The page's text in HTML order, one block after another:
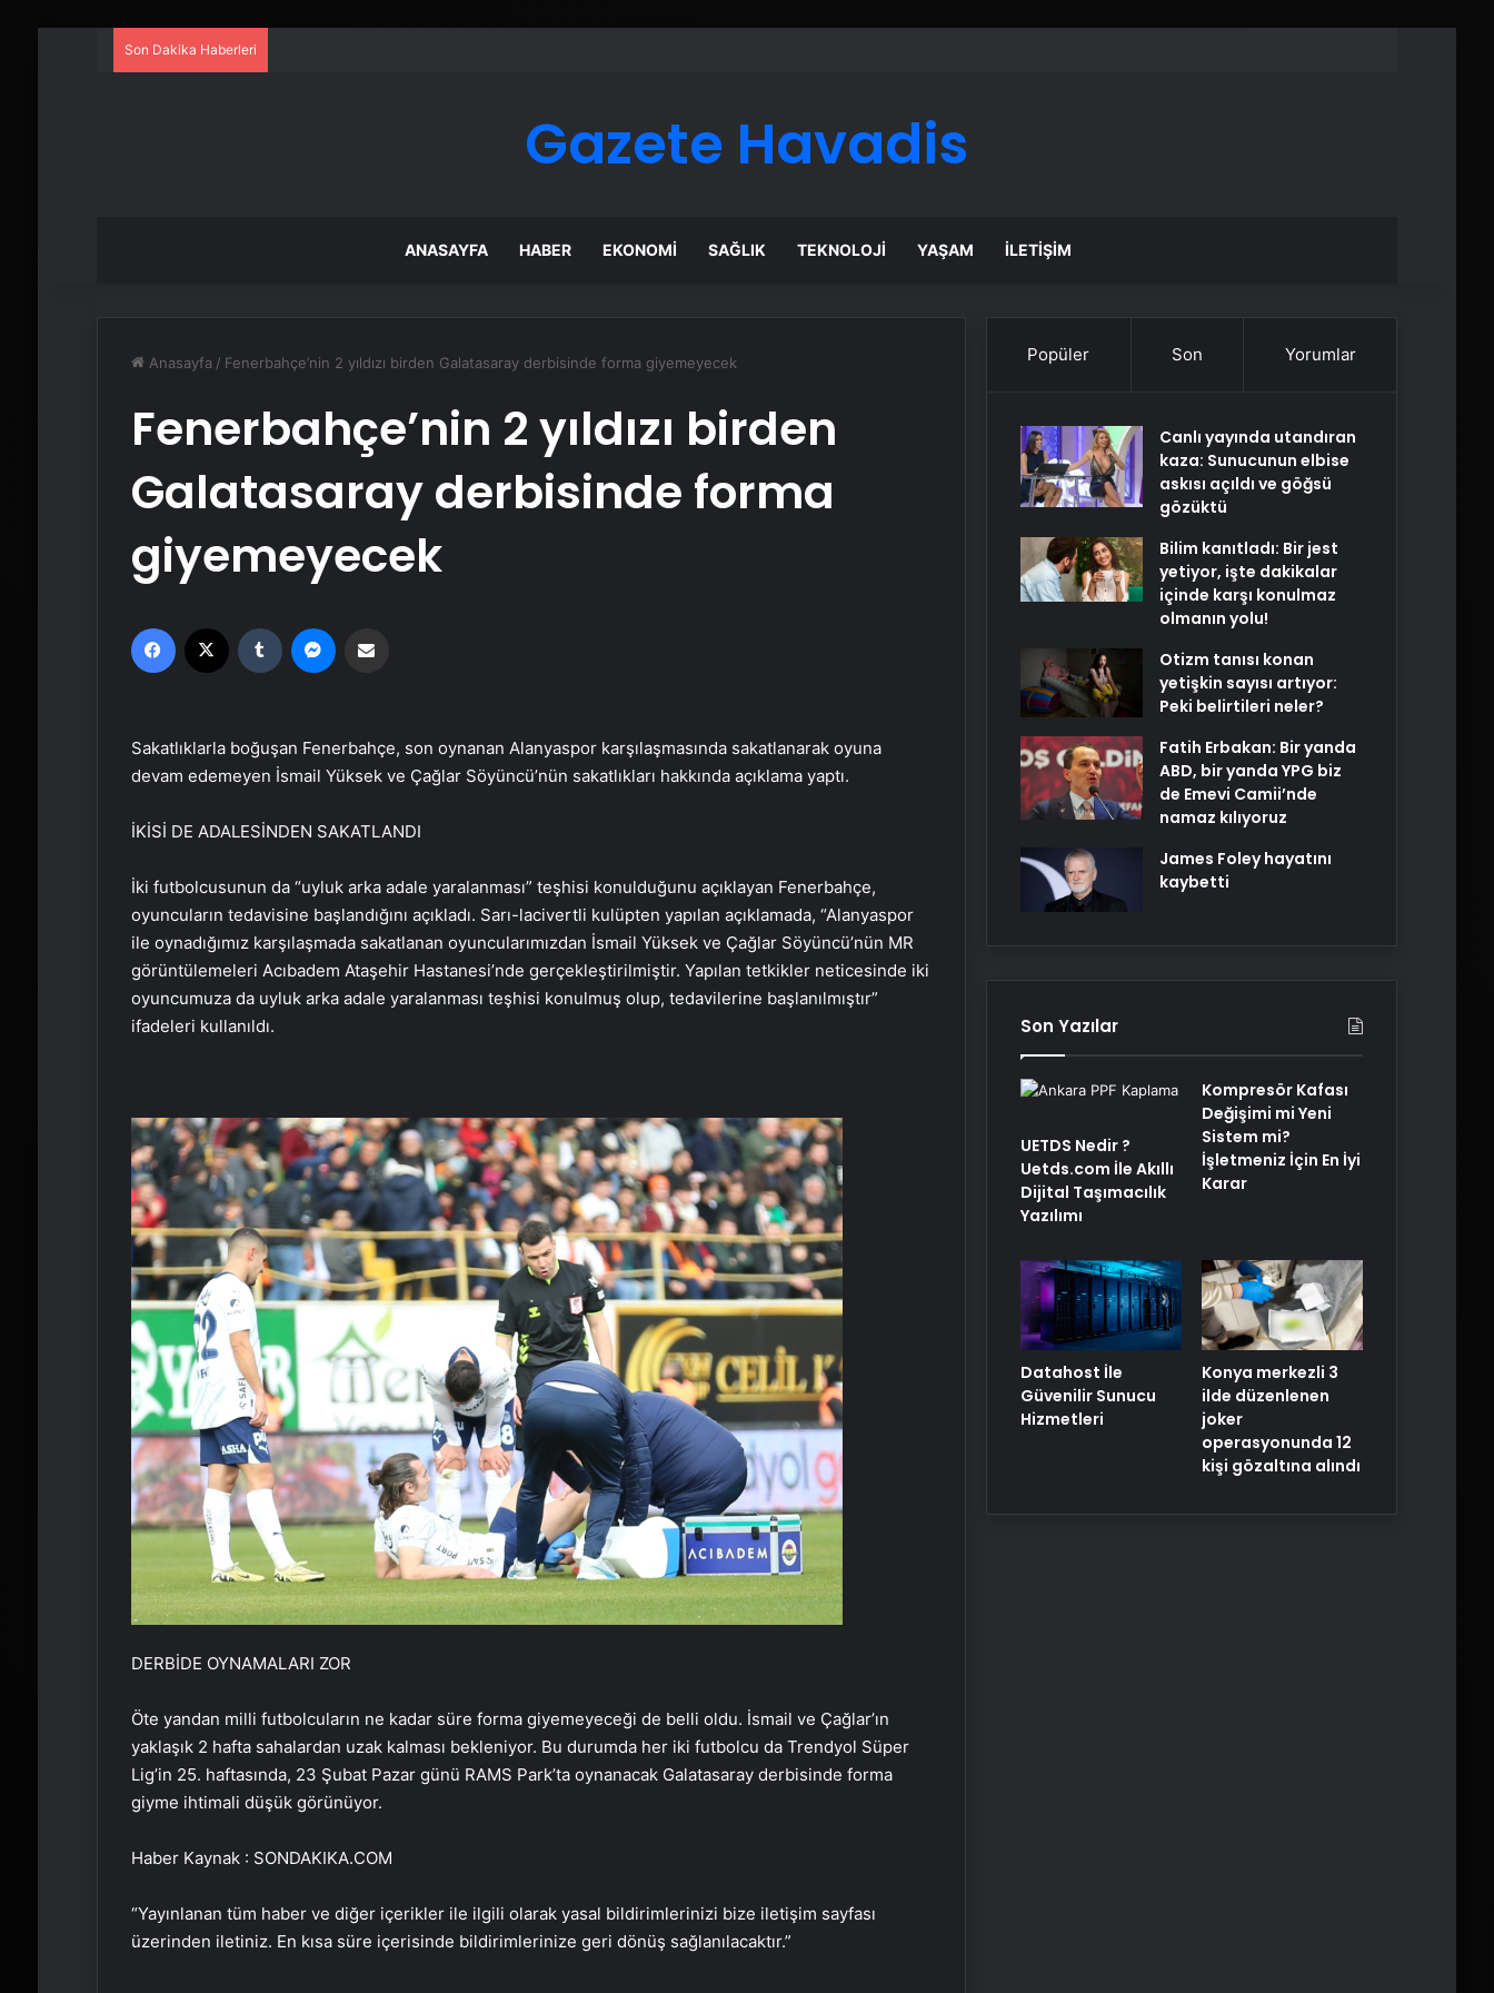
Son Dakika Haberleri
Gazete Havadis
ANASAYFA HABER EKONOMI SAĞLIK TEKNOLOJI YAŞAM İLETIŞIM
Anasayfa / Fenerbahçe’nin 2 yıldızı birden Galatasaray derbisinde forma giyemeyecek
Fenerbahçe’nin 2 yıldızı birden
Galatasaray derbisinde forma
giyemeyecek
Facebook Tumblr
Sakatlıklarla boğuşan Fenerbahçe, son oynanan Alanyaspor karşılaşmasında sakatlanarak oyuna
devam edemeyen İsmail Yüksek ve Çağlar Söyüncü’nün sakatlıkları hakkında açıklama yaptı.
İKİSİ DE ADALESİNDEN SAKATLANDI
İki futbolcusunun da “uyluk arka adale yaralanması” teşhisi konulduğunu açıklayan Fenerbahçe,
oyuncuların tedavisine başlandığını açıkladı. Sarı-lacivertli kulüpten yapılan açıklamada, “Alanyaspor
ile oynadığımız karşılaşmada sakatlanan oyuncularımızdan İsmail Yüksek ve Çağlar Söyüncü’nün MR
görüntülemeleri Acıbadem Ataşehir Hastanesi’nde gerçekleştirilmiştir. Yapılan tetkikler neticesinde iki
oyuncumuza da uyluk arka adale yaralanması teşhisi konulmuş olup, tedavilerine başlanılmıştır”
ifadeleri kullanıldı.
DERBİDE OYNAMALARI ZOR
Öte yandan milli futbolcuların ne kadar süre forma giyemeyeceği de belli oldu. İsmail ve Çağlar’ın
yaklaşık 2 hafta sahalardan uzak kalması bekleniyor. Bu durumda her iki futbolcu da Trendyol Süper
Lig’in 25. haftasında, 23 Şubat Pazar günü RAMS Park’ta oynanacak Galatasaray derbisinde forma
giyme ihtimali düşük görünüyor.
Haber Kaynak : SONDAKIKA.COM
“Yayınlanan tüm haber ve diğer içerikler ile ilgili olarak yasal bildirimlerinizi bize iletişim sayfası
üzerinden iletiniz. En kısa süre içerisinde bildirimlerinize geri dönüş sağlanılacaktır.”
Popüler Son Yorumlar
Canlı yayında utandıran
kaza: Sunucunun elbise
askısı açıldı ve göğsü
gözüktü
Bilim kanıtladı: Bir jest
yetiyor, işte dakikalar
içinde karşı konulmaz
olmanın yolu!
Otizm tanısı konan
yetişkin sayısı artıyor:
Peki belirtileri neler?
Fatih Erbakan: Bir yanda
ABD, bir yanda YPG biz
de Emevi Camii’nde
namaz kılıyoruz
James Foley hayatını
kaybetti
Son Yazılar
UETDS Nedir ?
Uetds.com İle Akıllı
Dijital Taşımacılık
Yazılımı
Kompresör Kafası
Değişimi mi Yeni
Sistem mi?
İşletmeniz İçin En İyi
Karar
Datahost İle
Güvenilir Sunucu
Hizmetleri
Konya merkezli 3
ilde düzenlenen
joker
operasyonunda 12
kişi gözaltına alındı